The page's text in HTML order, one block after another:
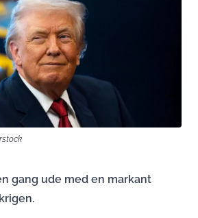
gang ude med en markant